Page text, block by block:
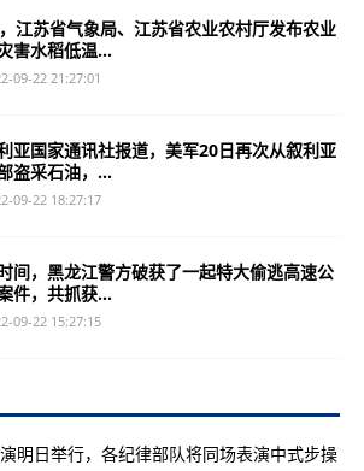
江苏省气象局、江苏省农业农村厅发布农业
害水稻低温...
09-22 21:27:01
亚国家通讯社报道，美军20日再次从叙利亚
盗采石油，...
09-22 18:27:17
间，黑龙江警方破获了一起特大偷逃高速公
件，共抓获...
09-22 15:27:15
明日举行，各纪律部队将同场表演中式步操